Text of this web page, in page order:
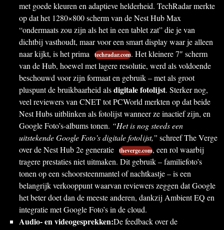
met goede kleuren en adaptieve helderheid. TechRadar merkte
op dat het 1280×800 scherm van de Nest Hub Max
“ondermaats zou zijn als het in een tablet zat” die je van
dichtbij vasthoudt, maar voor een smart display waar je alleen
naar kijkt, is het prima techradar.com. Het kleinere 7″ scherm
van de Hub, hoewel met lagere resolutie, werd als voldoende
beschouwd voor zijn formaat en gebruik – met als groot
pluspunt de bruikbaarheid alsdigitale fotolijst. Sterker nog,
veel reviewers van CNET tot PCWorld merkten op dat beide
Nest Hubs uitblinken als fotolijst wanneer ze inactief zijn, en
Google Foto’s-albums tonen. “Het is nog steeds een
uitstekende Google Foto’s digitale fotolijst,” schreef The Verge
over de Nest Hub 2e generatie theverge.com, een rol waarbij
tragere prestaties niet uitmaken. Dit gebruik – familiefoto’s
tonen op een schoorsteenmantel of nachtkastje – is een
belangrijk verkooppunt waarvan reviewers zeggen dat Google
het beter doet dan de meeste anderen, dankzij Ambient EQ en
integratie met Google Foto’s in de cloud.
Audio- en videogesprekken:De feedback over de